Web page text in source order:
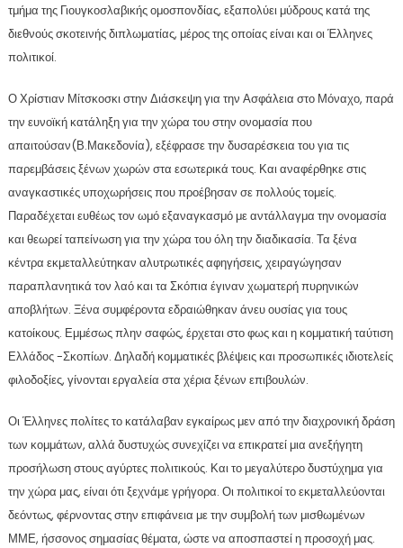
τμήμα της Γιουγκοσλαβικής ομοσπονδίας, εξαπολύει μύδρους κατά της
διεθνούς σκοτεινής διπλωματίας, μέρος της οποίας είναι και οι Έλληνες
πολιτικοί.
Ο Χρίστιαν Μίτσκοσκι στην Διάσκεψη για την Ασφάλεια στο Μόναχο, παρά
την ευνοϊκή κατάληξη για την χώρα του στην ονομασία που
απαιτούσαν(Β.Μακεδονία), εξέφρασε την δυσαρέσκεια του για τις
παρεμβάσεις ξένων χωρών στα εσωτερικά τους. Και αναφέρθηκε στις
αναγκαστικές υποχωρήσεις που προέβησαν σε πολλούς τομείς.
Παραδέχεται ευθέως τον ωμό εξαναγκασμό με αντάλλαγμα την ονομασία
και θεωρεί ταπείνωση για την χώρα του όλη την διαδικασία. Τα ξένα
κέντρα εκμεταλλεύτηκαν αλυτρωτικές αφηγήσεις, χειραγώγησαν
παραπλανητικά τον λαό και τα Σκόπια έγιναν χωματερή πυρηνικών
αποβλήτων. Ξένα συμφέροντα εδραιώθηκαν άνευ ουσίας για τους
κατοίκους. Εμμέσως πλην σαφώς, έρχεται στο φως και η κομματική ταύτιση
Ελλάδος -Σκοπίων. Δηλαδή κομματικές βλέψεις και προσωπικές ιδιοτελείς
φιλοδοξίες, γίνονται εργαλεία στα χέρια ξένων επιβουλών.
Οι Έλληνες πολίτες το κατάλαβαν εγκαίρως μεν από την διαχρονική δράση
των κομμάτων, αλλά δυστυχώς συνεχίζει να επικρατεί μια ανεξήγητη
προσήλωση στους αγύρτες πολιτικούς. Και το μεγαλύτερο δυστύχημα για
την χώρα μας, είναι ότι ξεχνάμε γρήγορα. Οι πολιτικοί το εκμεταλλεύονται
δεόντως, φέρνοντας στην επιφάνεια με την συμβολή των μισθωμένων
ΜΜΕ, ήσσονος σημασίας θέματα, ώστε να αποσπαστεί η προσοχή μας.